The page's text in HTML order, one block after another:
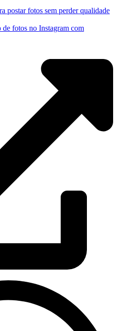
postar fotos sem perder qualidade
de fotos no Instagram com